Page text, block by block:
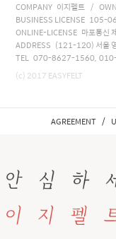
COMPANY 이지펠트 /
BUSINESS LICENSE 105-
ONLINE-LICENSE 마포통신
ADDRESS (121-120) 서울
TEL 070-8627-1560, 010-
(c) 2017 EASYFELT
AGREEMENT /